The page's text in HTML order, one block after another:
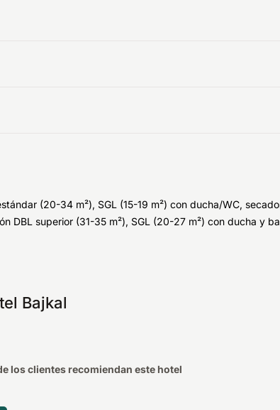
(20-34 m²), SGL (15-19 m²) con ducha/WC,
DBL superior (31-35 m²), SGL (20-27 m²) con ducha y
Bajkal
los clientes recomiendan este hotel